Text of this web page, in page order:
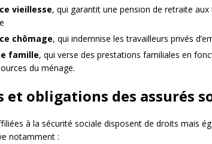
vieillesse, qui garantit une pension de retraite
chômage, qui indemnise les travailleurs privés
famille, qui verse des prestations familiales en
du ménage.
et obligations des assurés
à la sécurité sociale disposent de droits mais
notamment :